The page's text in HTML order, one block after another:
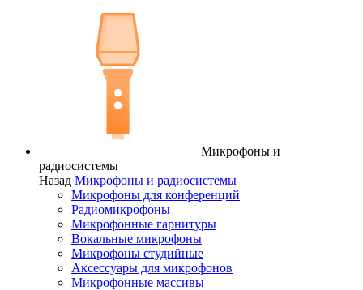
Микрофоны и
радиосистемы
Назад Микрофоны и радиосистемы
Микрофоны для конференций
Радиомикрофоны
Микрофонные гарнитуры
Вокальные микрофоны
Микрофоны студийные
Аксессуары для микрофонов
Микрофонные массивы